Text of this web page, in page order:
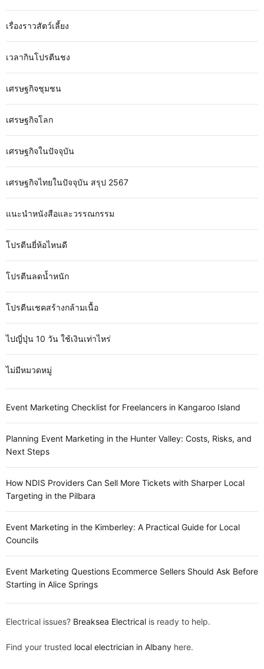
เรื่องราวสัตว์เลี้ยง
เวลากินโปรตีนชง
เศรษฐกิจชุมชน
เศรษฐกิจโลก
เศรษฐกิจในปัจจุบัน
เศรษฐกิจไทยในปัจจุบัน สรุป 2567
แนะนำหนังสือและวรรณกรรม
โปรตีนยี่ห้อไหนดี
โปรตีนลดน้ำหนัก
โปรตีนเชคสร้างกล้ามเนื้อ
ไปญี่ปุ่น 10 วัน ใช้เงินเท่าไหร่
ไม่มีหมวดหมู่
Event Marketing Checklist for Freelancers in Kangaroo Island
Planning Event Marketing in the Hunter Valley: Costs, Risks, and
Next Steps
How NDIS Providers Can Sell More Tickets with Sharper Local
Targeting in the Pilbara
Event Marketing in the Kimberley: A Practical Guide for Local
Councils
Event Marketing Questions Ecommerce Sellers Should Ask Before
Starting in Alice Springs
Electrical issues? Breaksea Electrical is ready to help.
Find your trusted local electrician in Albany here.